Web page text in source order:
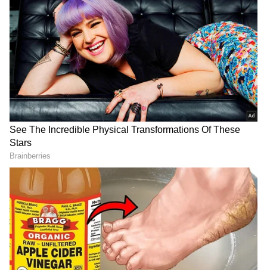
గూగుల్‌లో ఆసక్తికరమైన సమాచారం కోసం ఏసియానెట్ తెలుగు
ను మీ ఫ్రిఫర్డ్ సోర్స్ గా ఎంచుకోండి
2
5